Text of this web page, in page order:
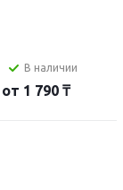
В наличии
от 1 790 ₸